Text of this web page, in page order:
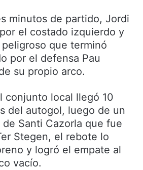
minutos de partido, Jordi
el costado izquierdo y
que terminó
por el defensa Pau
su propio arco.
conjunto local llegó 10
del autogol, luego de un
Santi Cazorla que fue
Stegen, el rebote lo
y logró el empate al
vacío.